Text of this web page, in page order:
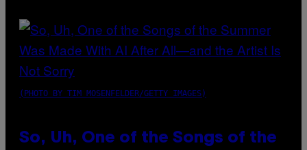
(PHOTO BY TIM MOSENFELDER/GETTY IMAGES)
So, Uh, One of the Songs of the